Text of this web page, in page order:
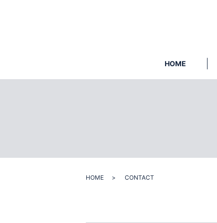
HOME
HOME CONTACT